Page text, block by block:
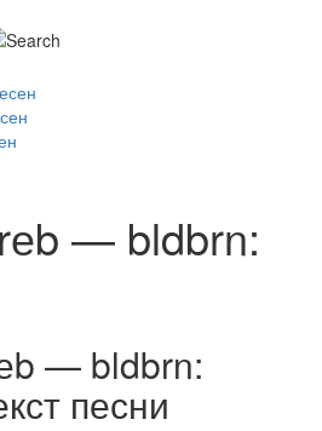
— ​bldbrn:
— ​bldbrn:
песни